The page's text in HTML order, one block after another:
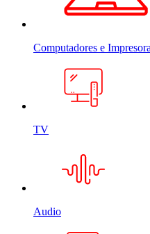
Computadores e
TV
Audio